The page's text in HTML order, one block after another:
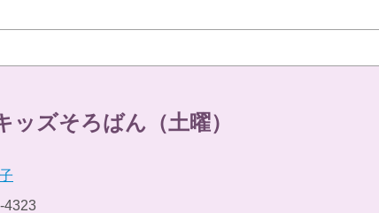
ッズそろばん（土曜）
4323